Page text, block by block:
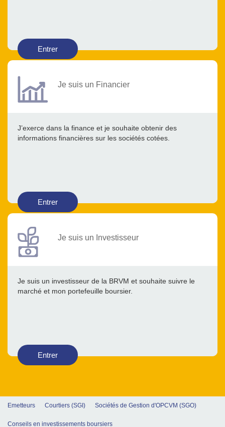
Entrer
Je suis un Financier
J’exerce dans la finance et je souhaite obtenir des
informations financières sur les sociétés cotées.
Entrer
Je suis un Investisseur
Je suis un investisseur de la BRVM et souhaite suivre le
marché et mon portefeuille boursier.
Entrer
Emetteurs Courtiers (SGI) Sociétés de Gestion d'OPCVM (SGO)
Conseils en investissements boursiers